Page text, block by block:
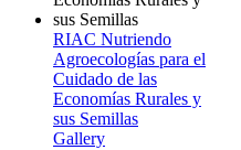
RIAC Nutriendo
Agroecologías para el
Cuidado de las
Economías Rurales y
sus Semillas
Gallery